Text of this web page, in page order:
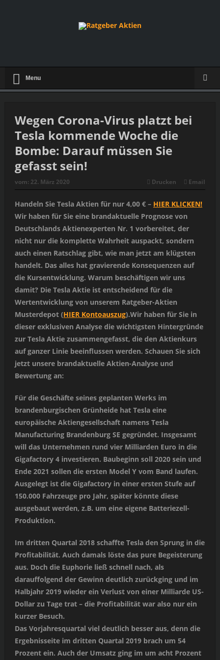
Menu
Wegen Corona-Virus platzt bei
Tesla kommende Woche die
Bombe: Darauf müssen Sie
gefasst sein!
vom: 22. März 2020 Drucken Email
Handeln Sie Tesla Aktien für nur 4,00 € – HIER KLICKEN!
Wir haben für Sie eine brandaktuelle Prognose von
Deutschlands Aktienexperten Nr. 1 vorbereitet, der
nicht nur die komplette Wahrheit auspackt, sondern
auch einen Ratschlag gibt, wie man jetzt am klügsten
handelt. Das alles hat gravierende Konsequenzen auf
die Kursentwicklung. Warum beschäftigen wir uns
damit? Die Tesla Aktie ist entscheidend für die
Wertentwicklung von unserem Ratgeber-Aktien
Musterdepot (HIER Kontoauszug).Wir haben für Sie in
dieser exklusiven Analyse die wichtigsten Hintergründe
zur Tesla Aktie zusammengefasst, die den Aktienkurs
auf ganzer Linie beeinflussen werden. Schauen Sie sich
jetzt unsere brandaktuelle Aktien-Analyse und
Bewertung an:
Für die Geschäfte seines geplanten Werks im
brandenburgischen Grünheide hat Tesla eine
europäische Aktiengesellschaft namens Tesla
Manufacturing Brandenburg SE gegründet. Insgesamt
will das Unternehmen rund vier Milliarden Euro in die
Gigafactory 4 investieren. Baubeginn soll 2020 sein und
Ende 2021 sollen die ersten Model Y vom Band laufen.
Ausgelegt ist die Gigafactory in einer ersten Stufe auf
150.000 Fahrzeuge pro Jahr, später könnte diese
ausgebaut werden, z.B. um eine eigene Batteriezell-
Produktion.
Im dritten Quartal 2018 schaffte Tesla den Sprung in die
Profitabilität. Auch damals löste das pure Begeisterung
aus. Doch die Euphorie ließ schnell nach, als
darauffolgend der Gewinn deutlich zurückging und im
Halbjahr 2019 wieder ein Verlust von einer Milliarde US-
Dollar zu Tage trat – die Profitabilität war also nur ein
kurzer Besuch.
Das Vorjahresquartal viel deutlich besser aus, denn die
Ergebnisseite im dritten Quartal 2019 brach um 54
Prozent ein. Auch der Umsatz ging im um acht Prozent